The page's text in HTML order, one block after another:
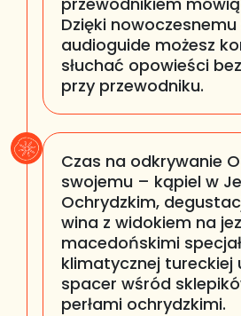
Dzięki
audioguide możesz
słuchać opowieści
przy przewodniku.
Czas na odkrywanie
swojemu – kąpiel w
Ochrydzkim,
wina z widokiem na
macedońskimi
klimatycznej tureckiej
spacer wśród
perłami ochrydzkimi.